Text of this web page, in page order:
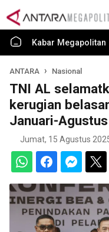
Kabar Megapolitan
ANTARA Nasional
TNI AL
kerugian
Januari-
Jumat, 15 Agustus